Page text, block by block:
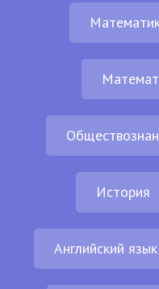
История
Английский язык